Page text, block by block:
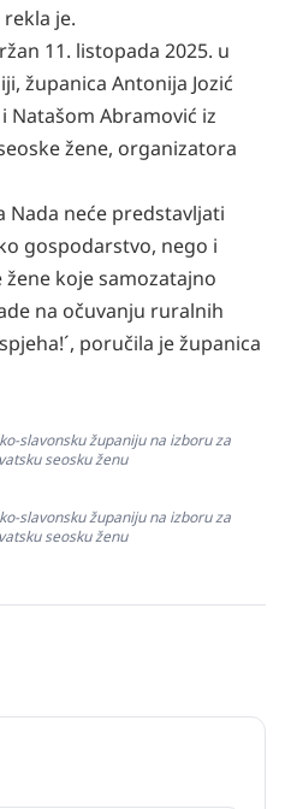
je.
11. listopada 2025. u
županica Antonija Jozić
Natašom Abramović iz
žene, organizatora
Nada neće predstavljati
gospodarstvo, nego i
koje samozatajno
na očuvanju ruralnih
poručila je županica
slavonsku županiju na izboru za
seosku ženu
slavonsku županiju na izboru za
seosku ženu